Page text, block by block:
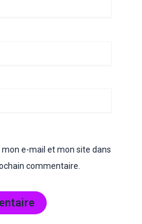
e-mail et mon site dans
commentaire.